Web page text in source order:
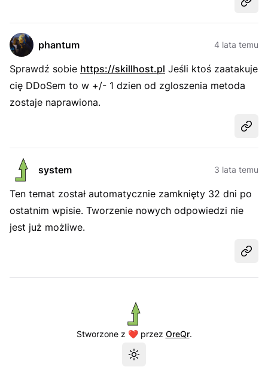
phantum 4 lata temu
Sprawdź sobie https://skillhost.pl Jeśli ktoś zaatakuje
cię DDoSem to w +/- 1 dzien od zgloszenia metoda
zostaje naprawiona.
system 3 lata temu
Ten temat został automatycznie zamknięty 32 dni po
ostatnim wpisie. Tworzenie nowych odpowiedzi nie
jest już możliwe.
Stworzone z ❤️ przez OreQr.
Przełącz motyw